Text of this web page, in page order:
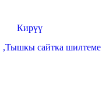
Кирүү
,Тышкы сайтка шилтеме